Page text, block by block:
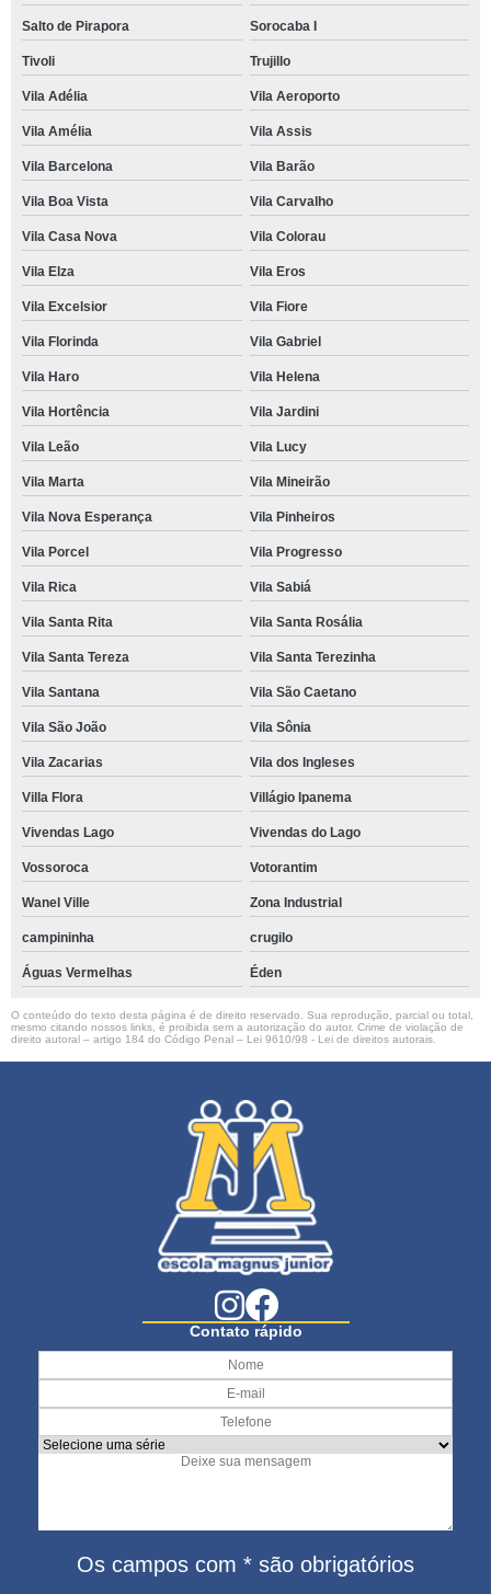
Salto de Pirapora Sorocaba I
Tivoli Trujillo
Vila Adélia Vila Aeroporto
Vila Amélia Vila Assis
Vila Barcelona Vila Barão
Vila Boa Vista Vila Carvalho
Vila Casa Nova Vila Colorau
Vila Elza Vila Eros
Vila Excelsior Vila Fiore
Vila Florinda Vila Gabriel
Vila Haro Vila Helena
Vila Hortência Vila Jardini
Vila Leão Vila Lucy
Vila Marta Vila Mineirão
Vila Nova Esperança Vila Pinheiros
Vila Porcel Vila Progresso
Vila Rica Vila Sabiá
Vila Santa Rita Vila Santa Rosália
Vila Santa Tereza Vila Santa Terezinha
Vila Santana Vila São Caetano
Vila São João Vila Sônia
Vila Zacarias Vila dos Ingleses
Villa Flora Villágio Ipanema
Vivendas Lago Vivendas do Lago
Vossoroca Votorantim
Wanel Ville Zona Industrial
campininha crugilo
Águas Vermelhas Éden
O conteúdo do texto desta página é de direito reservado. Sua reprodução, parcial ou total,
mesmo citando nossos links, é proibida sem a autorização do autor. Crime de violação de
direito autoral – artigo 184 do Código Penal – Lei 9610/98 - Lei de direitos autorais
Contato rápido
Os campos com * são obrigatórios